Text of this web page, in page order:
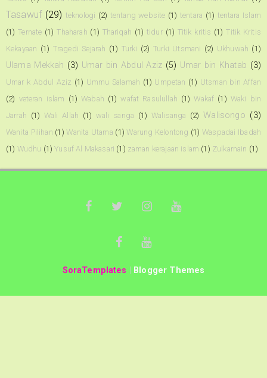
Tasawuf (29) teknologi (2) tentang website (1) tentara (1) tentara Islam
(1) Ternate (1) Thaharah (1) Thariqah (1) tidur (1) Titik kritis (1) Titik Kritis
Kekayaan (1) Tragedi Sejarah (1) Turki (2) Turki Utsmani (2) Ukhuwah (1)
Ulama Mekkah (3) Umar bin Abdul Aziz (5) Umar bin Khatab (3)
Umar k Abdul Aziz (1) Ummu Salamah (1) Umpetan (1) Utsman bin Affan
(2) veteran islam (1) Wabah (1) wafat Rasulullah (1) Wakaf (1) Waki bin
Jarrah (1) Wali Allah (1) wali sanga (1) Walisanga (2) Walisongo (3)
Wanita Pilihan (1) Wanita Utama (1) Warung Kelontong (1) Waspadai Ibadah
(1) Wudhu (1) Yusuf Al Makasari (1) zaman kerajaan islam (1) Zulkarnain (1)
SoraTemplates Blogger Themes